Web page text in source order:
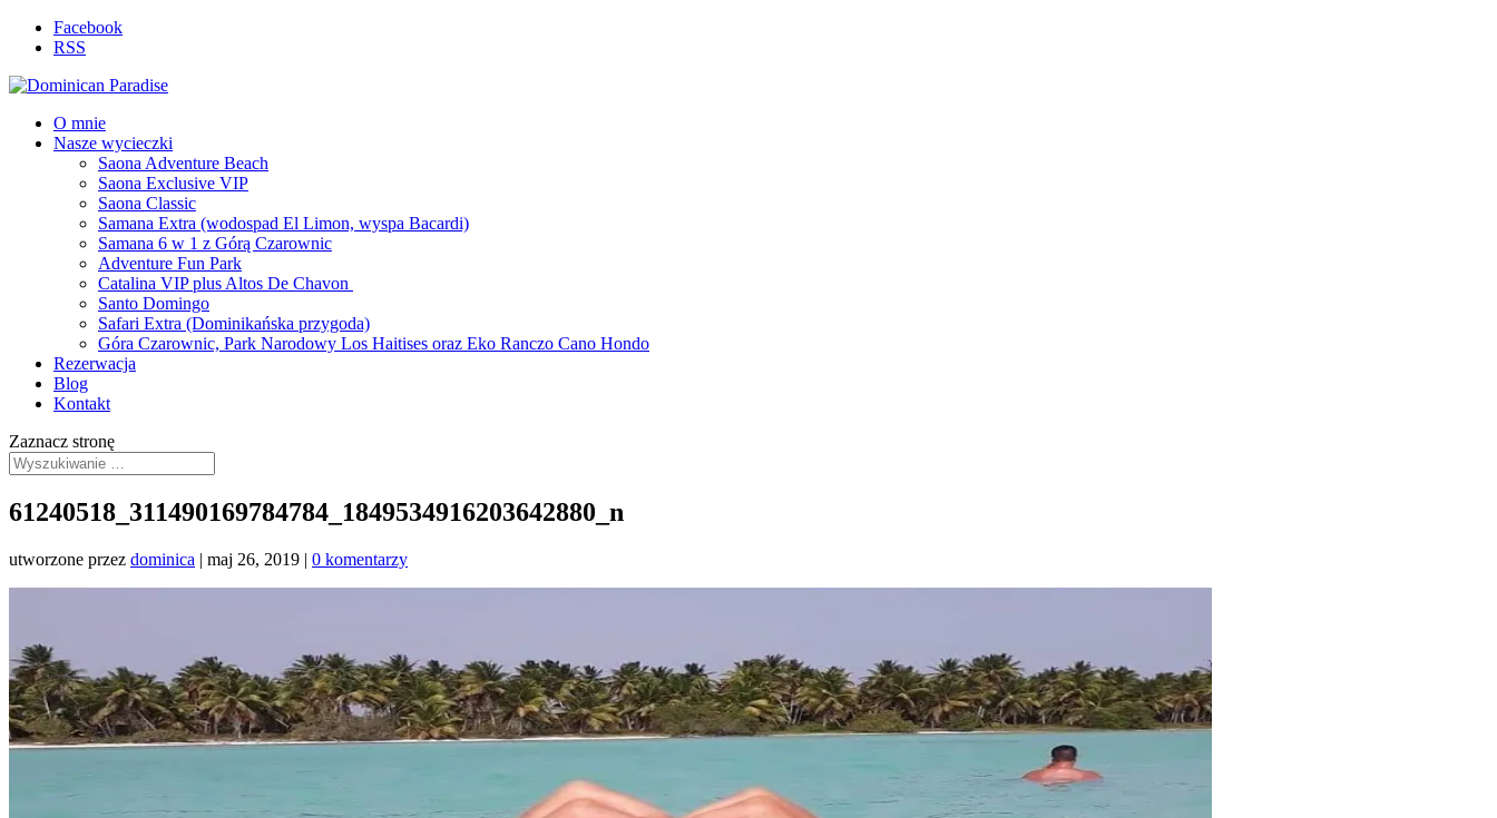
Facebook
RSS
O mnie
Nasze wycieczki
Saona Adventure Beach
Saona Exclusive VIP
Saona Classic
Samana Extra (wodospad El Limon, wyspa Bacardi)
Samana 6 w 1 z Górą Czarownic
Adventure Fun Park
Catalina VIP plus Altos De Chavon
Santo Domingo
Safari Extra (Dominikańska przygoda)
Góra Czarownic, Park Narodowy Los Haitises oraz Eko Ranczo Cano Hondo
Rezerwacja
Blog
Kontakt
Zaznacz stronę
61240518_311490169784784_1849534916203642880_n
utworzone przez dominica | maj 26, 2019 | 0 komentarzy